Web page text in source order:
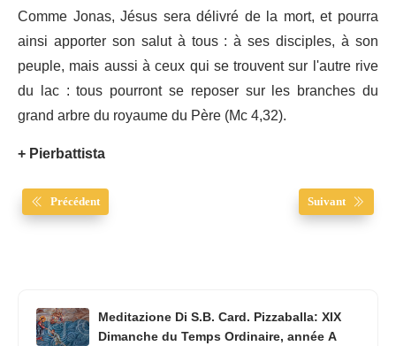
Comme Jonas, Jésus sera délivré de la mort, et pourra
ainsi apporter son salut à tous : à ses disciples, à son
peuple, mais aussi à ceux qui se trouvent sur l'autre rive
du lac : tous pourront se reposer sur les branches du
grand arbre du royaume du Père (Mc 4,32).
+ Pierbattista
Précédent Suivant
Meditazione Di S.B. Card. Pizzaballa: XIX
Dimanche du Temps Ordinaire, année A